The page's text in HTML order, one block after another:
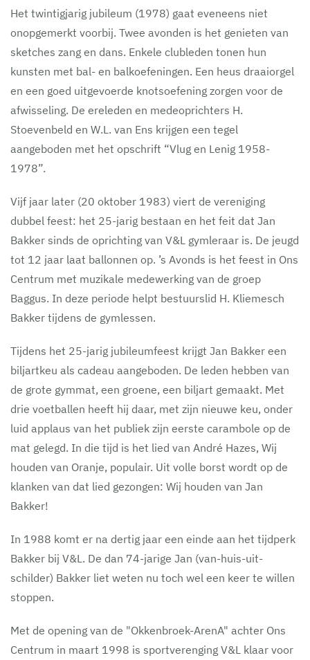
Het twintigjarig jubileum (1978) gaat eveneens niet
onopgemerkt voorbij. Twee avonden is het genieten van
sketches zang en dans. Enkele clubleden tonen hun
kunsten met bal- en balkoefeningen. Een heus draaiorgel
en een goed uitgevoerde knotsoefening zorgen voor de
afwisseling. De ereleden en medeoprichters H.
Stoevenbeld en W.L. van Ens krijgen een tegel
aangeboden met het opschrift “Vlug en Lenig 1958-
1978”.
Vijf jaar later (20 oktober 1983) viert de vereniging
dubbel feest: het 25-jarig bestaan en het feit dat Jan
Bakker sinds de oprichting van V&L gymleraar is. De jeugd
tot 12 jaar laat ballonnen op. ’s Avonds is het feest in Ons
Centrum met muzikale medewerking van de groep
Baggus. In deze periode helpt bestuurslid H. Kliemesch
Bakker tijdens de gymlessen.
Tijdens het 25-jarig jubileumfeest krijgt Jan Bakker een
biljartkeu als cadeau aangeboden. De leden hebben van
de grote gymmat, een groene, een biljart gemaakt. Met
drie voetballen heeft hij daar, met zijn nieuwe keu, onder
luid applaus van het publiek zijn eerste carambole op de
mat gelegd. In die tijd is het lied van André Hazes, Wij
houden van Oranje, populair. Uit volle borst wordt op de
klanken van dat lied gezongen: Wij houden van Jan
Bakker!
In 1988 komt er na dertig jaar een einde aan het tijdperk
Bakker bij V&L. De dan 74-jarige Jan (van-huis-uit-
schilder) Bakker liet weten nu toch wel een keer te willen
stoppen.
Met de opening van de "Okkenbroek-ArenA" achter Ons
Centrum in maart 1998 is sportverenging V&L klaar voor